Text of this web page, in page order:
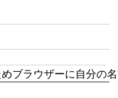
ブラウザーに自分の